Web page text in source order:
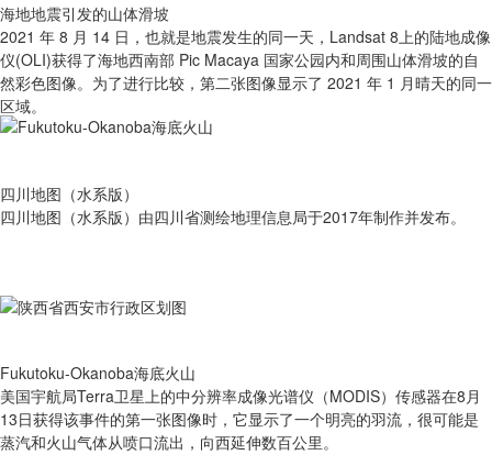
海地地震引发的山体滑坡
2021 年 8 月 14 日，也就是地震发生的同一天，Landsat 8上的陆地成像
仪(OLI)获得了海地西南部 Pic Macaya 国家公园内和周围山体滑坡的自
然彩色图像。为了进行比较，第二张图像显示了 2021 年 1 月晴天的同一
区域。
四川地图（水系版）
四川地图（水系版）由四川省测绘地理信息局于2017年制作并发布。
Fukutoku-Okanoba海底火山
美国宇航局Terra卫星上的中分辨率成像光谱仪（MODIS）传感器在8月
13日获得该事件的第一张图像时，它显示了一个明亮的羽流，很可能是
蒸汽和火山气体从喷口流出，向西延伸数百公里。